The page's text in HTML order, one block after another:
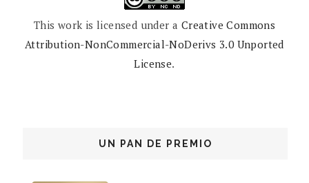
This work is licensed under a Creative Commons
Attribution-NonCommercial-NoDerivs 3.0 Unported
License.
UN PAN DE PREMIO